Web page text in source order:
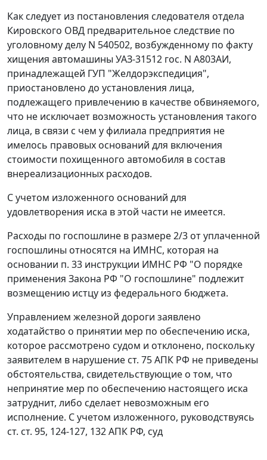
Как следует из постановления следователя отдела
Кировского ОВД предварительное следствие по
уголовному делу N 540502, возбужденному по факту
хищения автомашины УАЗ-31512 гос. N А803АИ,
принадлежащей ГУП "Желдорэкспедиция",
приостановлено до установления лица,
подлежащего привлечению в качестве обвиняемого,
что не исключает возможность установления такого
лица, в связи с чем у филиала предприятия не
имелось правовых оснований для включения
стоимости похищенного автомобиля в состав
внереализационных расходов.
С учетом изложенного оснований для
удовлетворения иска в этой части не имеется.
Расходы по госпошлине в размере 2/3 от уплаченной
госпошлины относятся на ИМНС, которая на
основании п. 33 инструкции ИМНС РФ "О порядке
применения Закона РФ "О госпошлине" подлежит
возмещению истцу из федерального бюджета.
Управлением железной дороги заявлено
ходатайство о принятии мер по обеспечению иска,
которое рассмотрено судом и отклонено, поскольку
заявителем в нарушение ст. 75АПК РФ не приведены
обстоятельства, свидетельствующие о том, что
непринятие мер по обеспечению настоящего иска
затруднит, либо сделает невозможным его
исполнение. С учетом изложенного, руководствуясь
ст. ст. 95, 124-127, 132АПК РФ, суд